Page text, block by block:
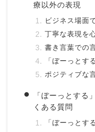
療以外の表現
ビジネス場面
丁寧な表現を
書き言葉での
「ぼーっとす
ポジティブな
「ぼーっとする
くある質問
「ぼーっとす